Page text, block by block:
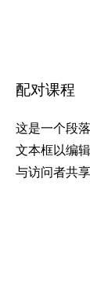
配对课程
这是一个段
文本框以编
与访问者共